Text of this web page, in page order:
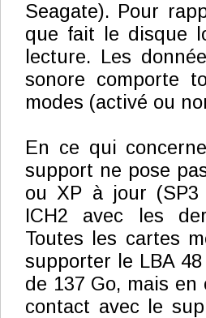
Seagate). Pour
que fait le disque
lecture. Les
sonore comporte
modes (activé ou
En ce qui
support ne pose
ou XP à jour (SP3
ICH2 avec les
Toutes les cartes
supporter le LBA
de 137 Go, mais
contact avec le